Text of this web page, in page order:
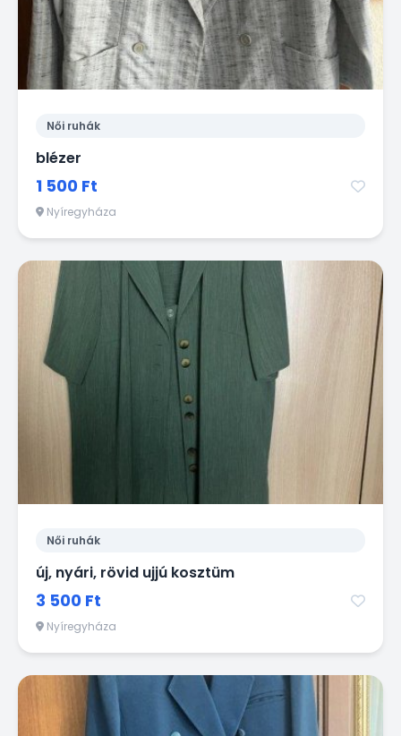
Női ruhák
blézer
1 500 Ft
Nyíregyháza
Női ruhák
új, nyári, rövid ujjú kosztüm
3 500 Ft
Nyíregyháza